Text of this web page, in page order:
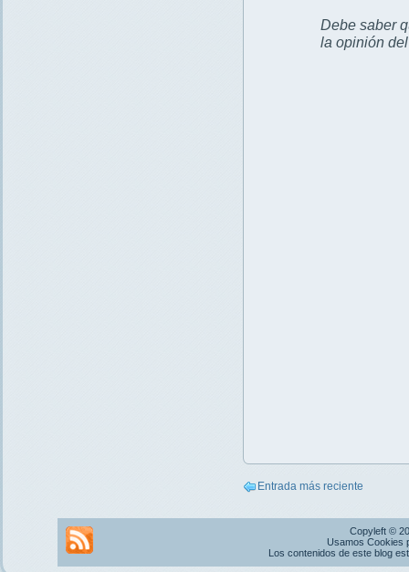
Debe saber
la opinión
Entrada más reciente
Copyleft ©
Usamos Cookies
Los contenidos de este blog